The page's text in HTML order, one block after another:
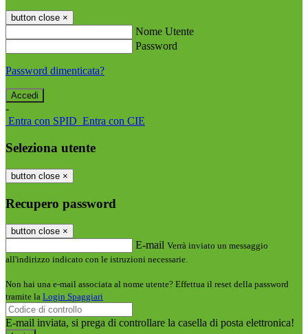
button close ×
Nome Utente
Password
Password dimenticata?
-
Entra con SPID Entra con CIE
Seleziona utente
button close ×
Recupero password
button close ×
E-mail Verrà inviato un messaggio
all'indirizzo indicato con le istruzioni necessarie.
Non hai una e-mail associata al nome utente? Effettua il reset della password
tramite la Login Spaggiari
E-mail inviata, si prega di controllare la casella di posta elettronica!